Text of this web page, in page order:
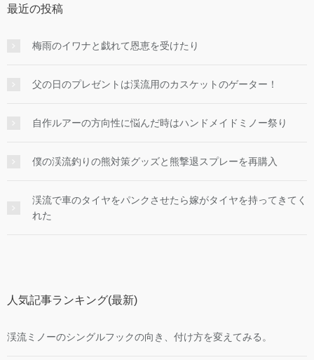
最近の投稿
梅雨のイワナと戯れて恩恵を受けたり
父の日のプレゼントは渓流用のカスケットのゲーター！
自作ルアーの方向性に悩んだ時はハンドメイドミノー祭り
僕の渓流釣りの熊対策グッズと熊撃退スプレーを再購入
渓流で車のタイヤをパンクさせたら嫁がタイヤを持ってきてく
れた
人気記事ランキング(最新)
渓流ミノーのシングルフックの向き、付け方を変えてみる。